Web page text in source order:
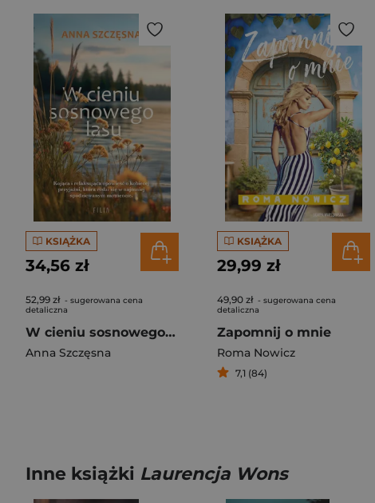
KSIĄŻKA
34,56 zł
52,99 zł - sugerowana cena
detaliczna
W cieniu sosnowego lasu
Anna Szczęsna
KSIĄŻKA
29,99 zł
49,90 zł - sugerowana cena
detaliczna
Zapomnij o mnie
Roma Nowicz
7,1 (84)
Inne książki Laurencja Wons